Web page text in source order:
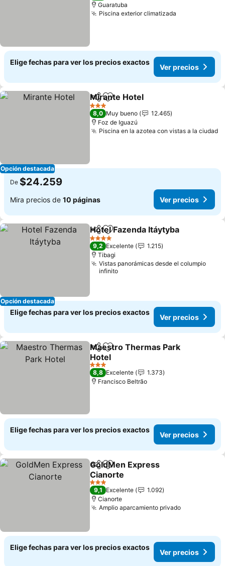
Guaratuba
Piscina exterior climatizada
Elige fechas para ver los precios exactos
Ver precios
Opción destacada
CompartirAgregar a favoritos
Mirante Hotel
3 Estrellas
8,0 Muy bueno
12.465
Foz de Iguazú
Piscina en la azotea con vistas a la ciudad
De $24.259
Mira precios de 10 páginas Ver precios
Opción destacada
CompartirAgregar a favoritos
Hotel Fazenda Itáytyba
4 Estrellas
9,2 Excelente
1.215
Tibagi
Vistas panorámicas desde el columpio
infinito
Elige fechas para ver los precios exactos
Ver precios
CompartirAgregar a favoritos
Maestro Thermas Park
Hotel
Ver precios
3 Estrellas
8,8 Excelente
1.373
Francisco Beltrão
Elige fechas para ver los precios exactos
Ver precios
CompartirAgregar a favoritos
GoldMen Express
Cianorte
Ver precios
3 Estrellas
9,1 Excelente
1.092
Cianorte
Amplio aparcamiento privadoVer precios
Elige fechas para ver los precios exactos
Ver precios